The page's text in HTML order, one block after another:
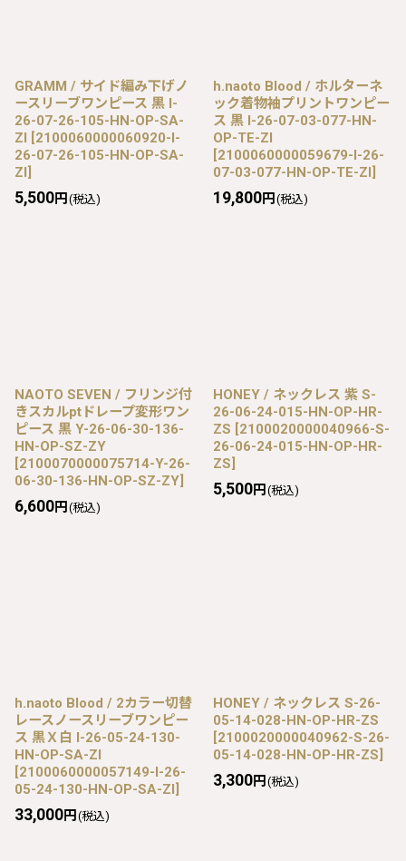
GRAMM / サイド編み下げノ
ースリーブワンピース 黒 I-
26-07-26-105-HN-OP-SA-
ZI [2100060000060920-I-
26-07-26-105-HN-OP-SA-
ZI]
5,500円 (税込)
h.naoto Blood / ホルターネ
ック着物袖プリントワンピー
ス 黒 I-26-07-03-077-HN-
OP-TE-ZI
[2100060000059679-I-26-
07-03-077-HN-OP-TE-ZI]
19,800円 (税込)
NAOTO SEVEN / フリンジ付
きスカルptドレープ変形ワン
ピース 黒 Y-26-06-30-136-
HN-OP-SZ-ZY
[2100070000075714-Y-26-
06-30-136-HN-OP-SZ-ZY]
6,600円 (税込)
HONEY / ネックレス 紫 S-
26-06-24-015-HN-OP-HR-
ZS [2100020000040966-S-
26-06-24-015-HN-OP-HR-
ZS]
5,500円 (税込)
h.naoto Blood / 2カラー切替
レースノースリーブワンピー
ス 黒Ｘ白 I-26-05-24-130-
HN-OP-SA-ZI
[2100060000057149-I-26-
05-24-130-HN-OP-SA-ZI]
33,000円 (税込)
HONEY / ネックレス S-26-
05-14-028-HN-OP-HR-ZS
[2100020000040962-S-26-
05-14-028-HN-OP-HR-ZS]
3,300円 (税込)